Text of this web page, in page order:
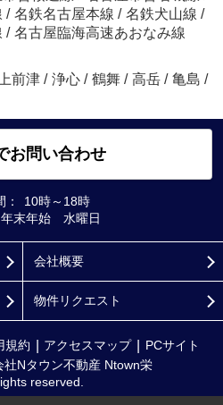
/ 名鉄名古屋本線 / 名鉄犬山線 /
/ 名古屋臨海高速あおなみ線
上前津 / 浄心 / 鶴舞 / 高岳 / 亀島 /
お問い合わせ
10時～18時
年末年始 水曜日
会社概要
物件リクエスト
規約 アクセスマップ
PCサイト
Nタウン不動産 Ntown栄
reserved.